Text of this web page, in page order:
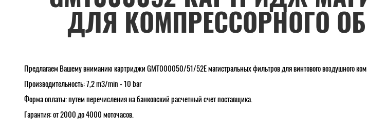
ДЛЯ КОМПРЕССОРНОГО
Предлагаем Вашему вниманию картриджи GMT000050/51/52E магистральных фильтров для винтового воздушного
Производительность: 7,2 m3/min - 10 bar
Форма оплаты: путем перечисления на банковский расчетный счет поставщика.
Гарантия: от 2000 до 4000 моточасов.